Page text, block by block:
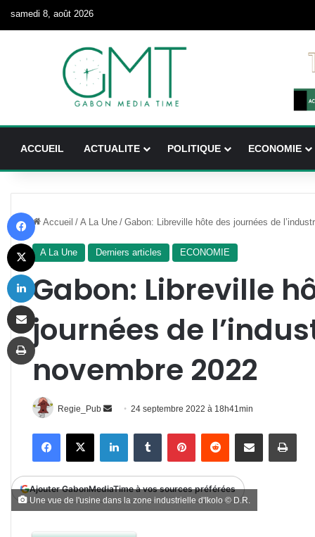
samedi 8, août 2026
ACCUEIL ACTUALITE POLITIQUE ECONOMIE
Accueil / A La Une / Gabon: Libreville hôte des journées de
A La Une Derniers articles ECONOMIE
Gabon: Libreville
journées de
novembre 2022
Regie_Pub
Envoyer
courriel
24 septembre 2022 à 18h41min
FacebookX LinkedinTumblr PinterestReddit Partager par email
Ajouter GabonMediaTime à vos sources préférées
Une vue de l'usine dans la zone industrielle d'Ikolo © D.R.
X
Imprimer